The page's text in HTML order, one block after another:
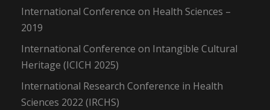
International Conference on Health Sciences –
2019
International Conference on Intangible Cultural
Heritage (ICICH 2025)
International Research Conference in Health
Sciences 2022 (IRCHS)